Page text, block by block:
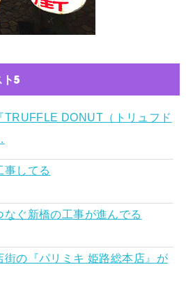
5
TRUFFLE DONUT（トリュフド
事してる
なぐ新橋の工事が進んでる
街の『パリミキ 姫路総本店』が